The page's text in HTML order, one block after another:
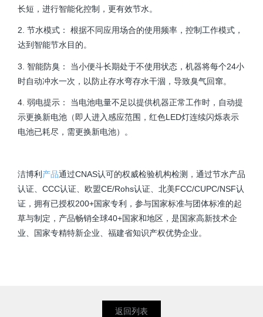
长短，进行智能化控制，更有效节水。
2. 节水模式： 根据不同应用场合的使用频率，控制工作模式，
达到智能节水目的。
3. 智能防臭： 当小便斗长期处于不使用状态，机器将每个24小
时自动冲水一次，以防止存水弯存水干涸，导致臭气回窜。
4. 弱电提示： 当电池电量不足以提供机器正常工作时，自动提
示更换新电池（即人进入感应范围，红色LED灯连续闪烁表示
电池已耗尽，需更换新电池）。
洁博利 产品通过CNAS认可的权威检验机构检测，通过节水产品
认证、CCC认证、欧盟CE/Rohs认证、北美FCC/CUPC/NSF认
证，拥有已授权200+国家专利，参与国家标准与团体标准的起
草与制定，产品畅销全球40+国家和地区，是国家高新技术企
业、国家专精特新企业、福建省知识产权优势企业。
返回列表